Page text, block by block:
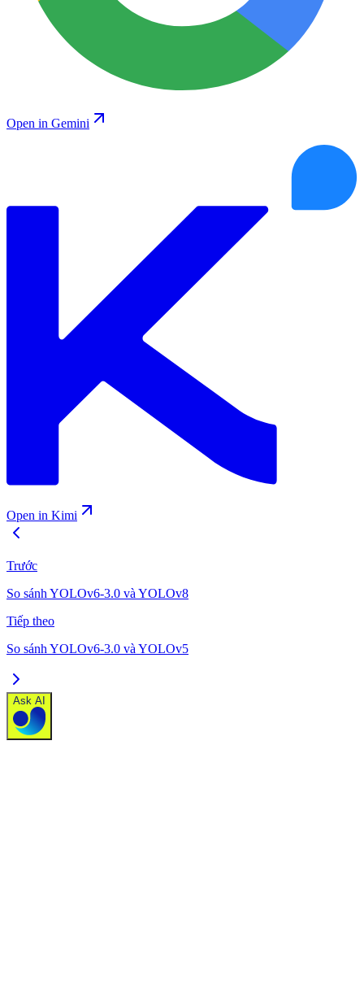
Open in Gemini
Open in Kimi
Trước
So sánh YOLOv6-3.0 và YOLOv8
Tiếp theo
So sánh YOLOv6-3.0 và YOLOv5
Ask AI